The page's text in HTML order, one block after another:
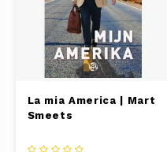
La mia America | Mart
Smeets